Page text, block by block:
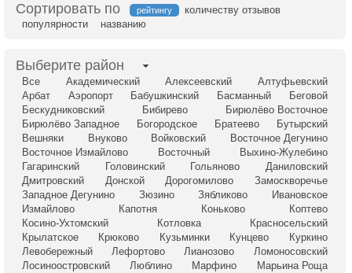
Сортировать по рейтингу
количеству отзывов
популярности
названию
Выберите район
Все Академический Алексеевский
Алтуфьевский
Арбат
Аэропорт Бабушкинский Басманный
Беговой
Бескудниковский
Бибирево
Бирюлёво Восточное
Бирюлёво Западное
Богородское Братеево
Бутырский
Вешняки
Внуково Войковский
Восточное Дегунино
Восточное Измайлово
Восточный
Выхино-Жулебино
Гагаринский
Головинский Гольяново
Даниловский
Дмитровский
Донской Дорогомилово
Замоскворечье
Западное Дегунино
Зюзино Зябликово
Ивановское
Измайлово
Капотня Коньково
Коптево
Косино-Ухтомский
Котловка
Красносельский
Крылатское
Крюково Кузьминки Кунцево
Куркино
Левобережный
Лефортово Лианозово
Ломоносовский
Лосиноостровский
Люблино Марфино
Марьина Роща